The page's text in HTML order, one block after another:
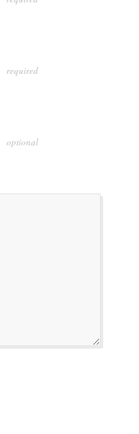
required
optional